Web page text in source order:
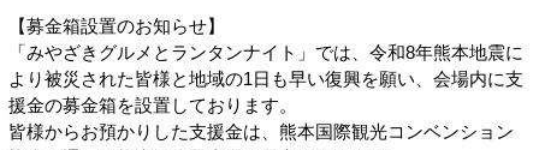
【募金箱設置のお知らせ】
「みやざきグルメとランタンナイト」では、令和8年熊本地震に
より被災された皆様と地域の1日も早い復興を願い、会場内に支
援金の募金箱を設置しております。
皆様からお預かりした支援金は、熊本国際観光コンベンション